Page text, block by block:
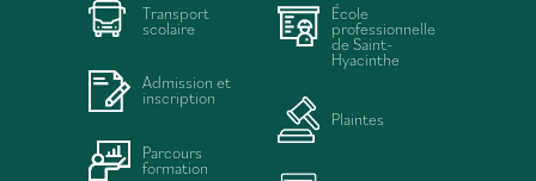
Transport
scolaire
Admission et
inscription
Parcours
formation
École
professionnelle
de Saint-
Hyacinthe
Plaintes